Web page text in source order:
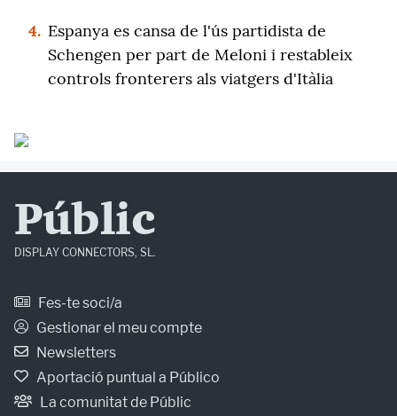
4. Espanya es cansa de l'ús partidista de
Schengen per part de Meloni i restableix
controls fronterers als viatgers d'Itàlia
Públic
DISPLAY CONNECTORS, SL.
Fes-te soci/a
Gestionar el meu compte
Newsletters
Aportació puntual a Público
La comunitat de Públic